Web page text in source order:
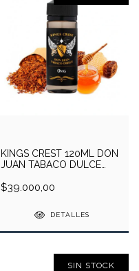
KINGS CREST 120ML DON
JUAN TABACO DULCE
$39.000,00
DETALLES
SIN STOCK